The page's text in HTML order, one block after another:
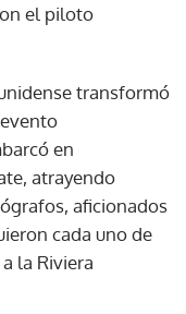
el piloto
transformó
en
atrayendo
aficionados
cada uno de
la Riviera